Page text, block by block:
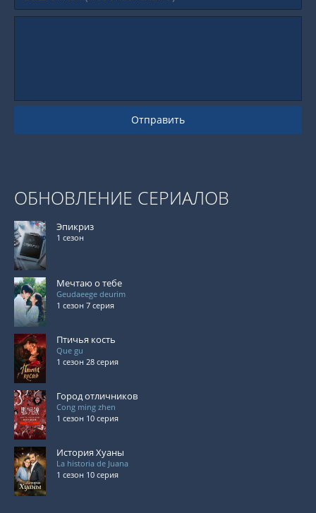
Отправить
ОБНОВЛЕНИЕ СЕРИАЛОВ
Эпикриз
1 сезон
Мечтаю о тебе
Geudaeege deurim
1 сезон 7 серия
Птичья кость
Que gu
1 сезон 28 серия
Город отличников
Cong ming zhen
1 сезон 10 серия
История Хуаны
La historia de Juana
1 сезон 10 серия